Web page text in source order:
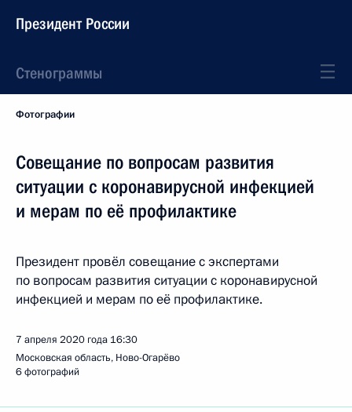
Президент России
Стенограммы
Фотографии
Совещание по вопросам развития
ситуации с коронавирусной инфекцией
и мерам по её профилактике
Президент провёл совещание с экспертами
по вопросам развития ситуации с коронавирусной
инфекцией и мерам по её профилактике.
7 апреля 2020 года 16:30
Московская область, Ново-Огарёво
6 фотографий